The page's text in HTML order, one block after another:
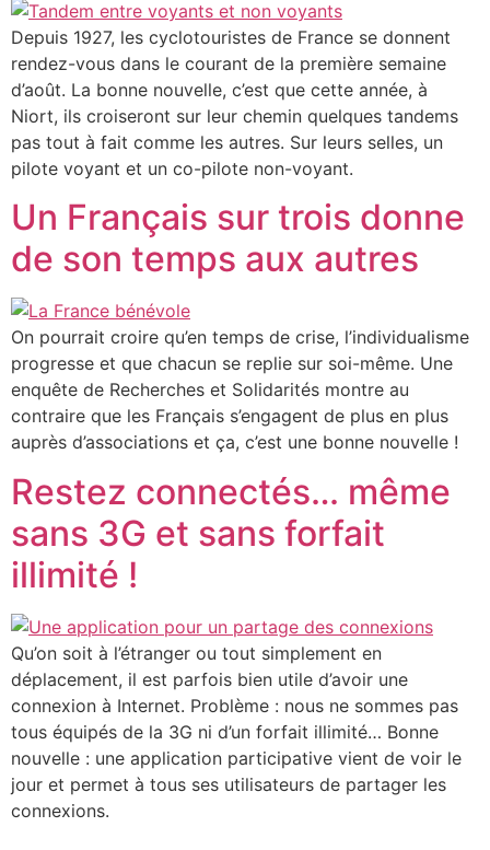
Depuis 1927, les cyclotouristes de France se donnent
rendez-vous dans le courant de la première semaine
d’août. La bonne nouvelle, c’est que cette année, à
Niort, ils croiseront sur leur chemin quelques tandems
pas tout à fait comme les autres. Sur leurs selles, un
pilote voyant et un co-pilote non-voyant.
Un Français sur trois donne
de son temps aux autres
On pourrait croire qu’en temps de crise, l’individualisme
progresse et que chacun se replie sur soi-même. Une
enquête de Recherches et Solidarités montre au
contraire que les Français s’engagent de plus en plus
auprès d’associations et ça, c’est une bonne nouvelle !
Restez connectés… même
sans 3G et sans forfait
illimité !
Qu’on soit à l’étranger ou tout simplement en
déplacement, il est parfois bien utile d’avoir une
connexion à Internet. Problème : nous ne sommes pas
tous équipés de la 3G ni d’un forfait illimité… Bonne
nouvelle : une application participative vient de voir le
jour et permet à tous ses utilisateurs de partager les
connexions.